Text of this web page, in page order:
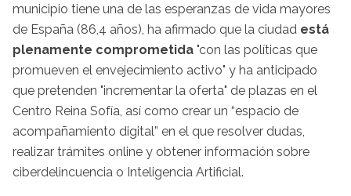
municipio tiene una de las esperanzas de vida mayores
de España (86,4 años), ha afirmado que la ciudad está
plenamente comprometida "con las políticas que
promueven el envejecimiento activo" y ha anticipado
que pretenden "incrementar la oferta" de plazas en el
Centro Reina Sofía, así como crear un “espacio de
acompañamiento digital” en el que resolver dudas,
realizar trámites online y obtener información sobre
ciberdelincuencia o Inteligencia Artificial.